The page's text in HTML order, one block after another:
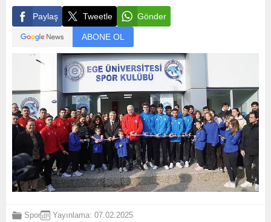
Paylaş Tweetle Gönder
ABONE OL
Spor Yayınlama: 07.02.2025